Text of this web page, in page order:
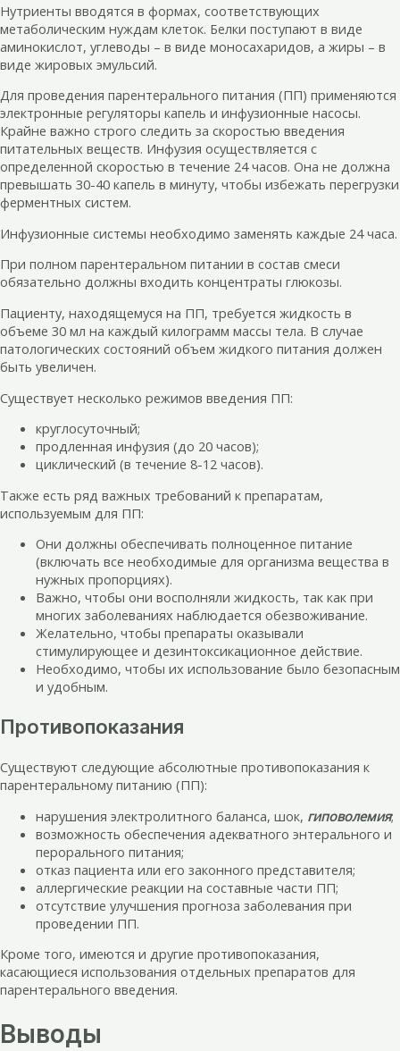
Нутриенты вводятся в формах, соответствующих
метаболическим нуждам клеток. Белки поступают в виде
аминокислот, углеводы – в виде моносахаридов, а жиры – в
виде жировых эмульсий.
Для проведения парентерального питания (ПП) применяются
электронные регуляторы капель и инфузионные насосы.
Крайне важно строго следить за скоростью введения
питательных веществ. Инфузия осуществляется с
определенной скоростью в течение 24 часов. Она не должна
превышать 30-40 капель в минуту, чтобы избежать перегрузки
ферментных систем.
Инфузионные системы необходимо заменять каждые 24 часа.
При полном парентеральном питании в состав смеси
обязательно должны входить концентраты глюкозы.
Пациенту, находящемуся на ПП, требуется жидкость в
объеме 30 мл на каждый килограмм массы тела. В случае
патологических состояний объем жидкого питания должен
быть увеличен.
Существует несколько режимов введения ПП:
круглосуточный;
продленная инфузия (до 20 часов);
циклический (в течение 8-12 часов).
Также есть ряд важных требований к препаратам,
используемым для ПП:
Они должны обеспечивать полноценное питание
(включать все необходимые для организма вещества в
нужных пропорциях).
Важно, чтобы они восполняли жидкость, так как при
многих заболеваниях наблюдается обезвоживание.
Желательно, чтобы препараты оказывали
стимулирующее и дезинтоксикационное действие.
Необходимо, чтобы их использование было безопасным
и удобным.
Противопоказания
Существуют следующие абсолютные противопоказания к
парентеральному питанию (ПП):
нарушения электролитного баланса, шок, гиповолемия;
возможность обеспечения адекватного энтерального и
перорального питания;
отказ пациента или его законного представителя;
аллергические реакции на составные части ПП;
отсутствие улучшения прогноза заболевания при
проведении ПП.
Кроме того, имеются и другие противопоказания,
касающиеся использования отдельных препаратов для
парентерального введения.
Выводы